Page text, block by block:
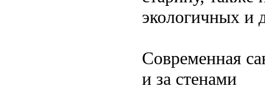
экологичных и
Современная
и за стенами